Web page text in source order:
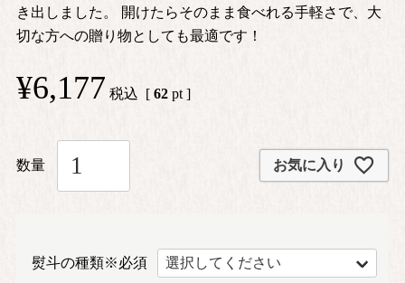
き出しました。 開けたらそのまま食べれる手軽さで、大
切な方への贈り物としても最適です！
¥6,177 税込 [ 62 pt ]
お気に入り
熨斗の種類※必須